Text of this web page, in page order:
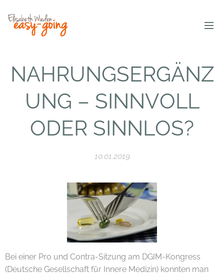
NAHRUNGSERGÄNZ
UNG – SINNVOLL
ODER SINNLOS?
10.01.2019
Bei einer Pro und Contra-Sitzung am DGIM-Kongress
(Deutsche Gesellschaft für Innere Medizin) konnten man